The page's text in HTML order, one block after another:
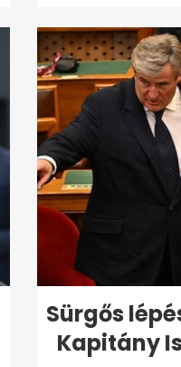
Sürgős
Kapitány